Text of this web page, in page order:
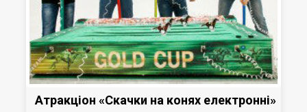
що їхня офісна робота – далеко не важка в порівнянні з
щоденним обов'язковим доїнням!!
Напій на ваш вибір
Атракціон «Скачки на конях електронні»